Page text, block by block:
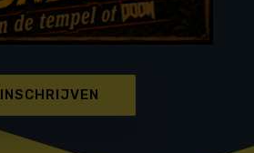
INSCHRIJVEN